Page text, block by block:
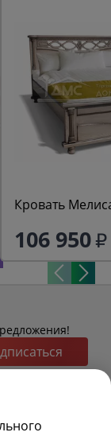
Кровать
106 950